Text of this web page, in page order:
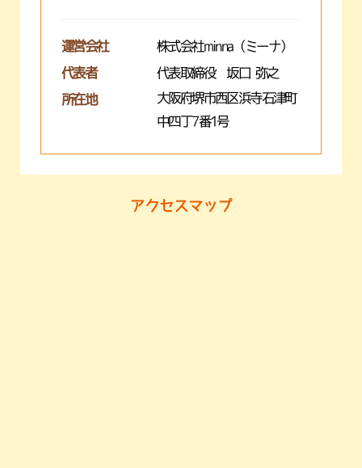
運営会社 株式会社minna（ミーナ）
代表者 代表取締役 坂口 弥之
所在地
大阪府堺市西区浜寺石津町
中四丁7番1号
アクセスマップ